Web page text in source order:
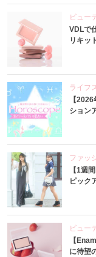
ビュー
VDLで
リキッ
ライフ
【
ション
ファッ
【1週
ピック
ビュー
【
に待望